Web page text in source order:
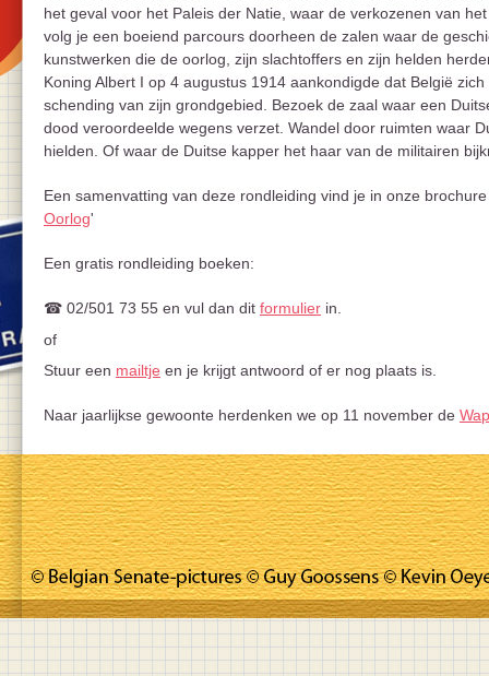
het geval voor het Paleis der Natie, waar de verkozenen van
volg je een boeiend parcours doorheen de zalen waar de
kunstwerken die de oorlog, zijn slachtoffers en zijn helden
Koning Albert I op 4 augustus 1914 aankondigde dat België
schending van zijn grondgebied. Bezoek de zaal waar een
dood veroordeelde wegens verzet. Wandel door ruimten waar
hielden. Of waar de Duitse kapper het haar van de militairen
Een samenvatting van deze rondleiding vind je in onze
Oorlog'
Een gratis rondleiding boeken:
☎ 02/501 73 55 en vul dan dit formulier in.
of
Stuur een mailtje en je krijgt antwoord of er nog plaats is.
Naar jaarlijkse gewoonte herdenken we op 11 november de